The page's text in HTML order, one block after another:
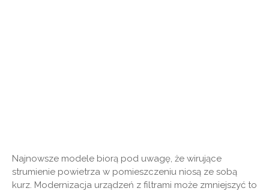
Najnowsze modele biorą pod uwagę, że wirujące
strumienie powietrza w pomieszczeniu niosą ze sobą
kurz. Modernizacja urządzeń z filtrami może zmniejszyć to